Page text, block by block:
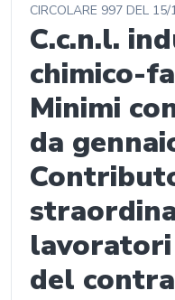
CIRCOLARE 997 DEL 15/
C.c.n.l.
chimico-
Minimi
da
del